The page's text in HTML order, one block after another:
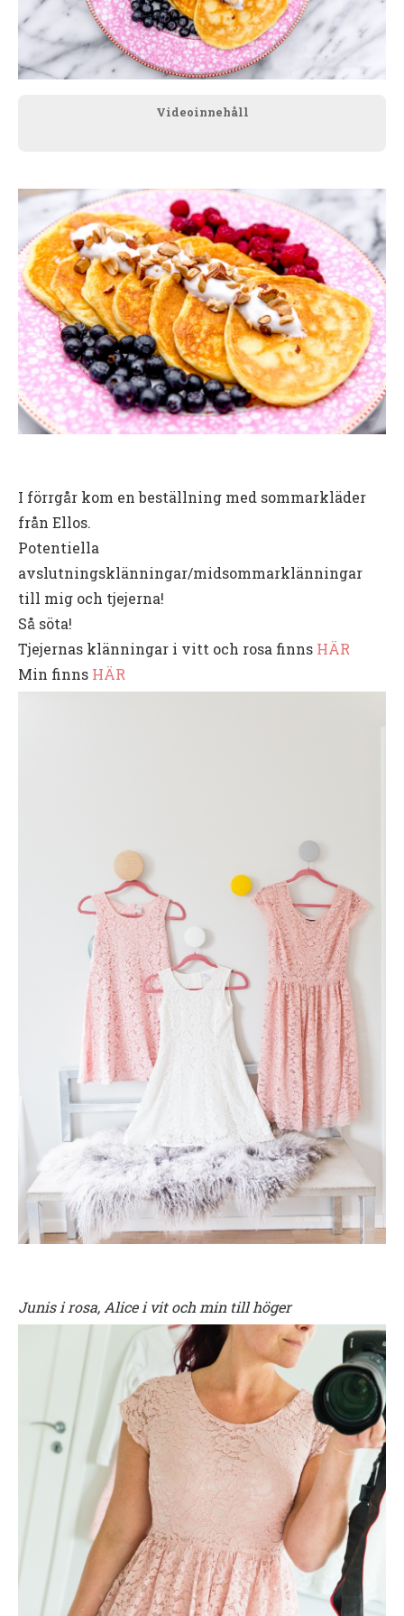
Videoinnehåll
I förrgår kom en beställning med sommarkläder
från Ellos.
Potentiella
avslutningsklänningar/midsommarklänningar
till mig och tjejerna!
Så söta!
Tjejernas klänningar i vitt och rosa finns HÄR
Min finns HÄR
Junis i rosa, Alice i vit och min till höger